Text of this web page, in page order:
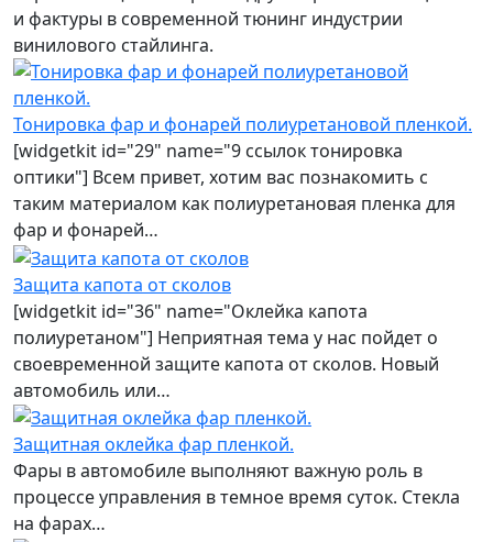
и фактуры в современной тюнинг индустрии
винилового стайлинга.
Тонировка фар и фонарей полиуретановой пленкой.
[widgetkit id="29" name="9 ссылок тонировка
оптики"] Всем привет, хотим вас познакомить с
таким материалом как полиуретановая пленка для
фар и фонарей…
Защита капота от сколов
[widgetkit id="36" name="Оклейка капота
полиуретаном"] Неприятная тема у нас пойдет о
своевременной защите капота от сколов. Новый
автомобиль или…
Защитная оклейка фар пленкой.
Фары в автомобиле выполняют важную роль в
процессе управления в темное время суток. Стекла
на фарах…